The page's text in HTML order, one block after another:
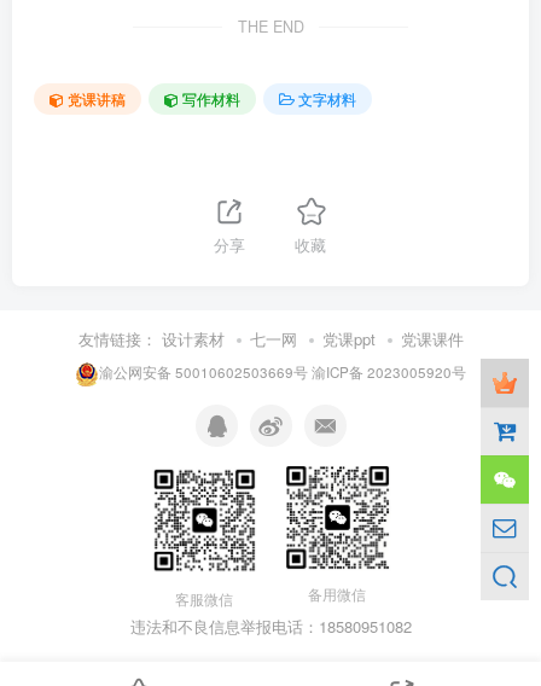
THE END
党课讲稿 写作材料 文字材料
分享 收藏
友情链接： 设计素材 七一网 党课ppt 党课课件
渝公网安备 50010602503669号渝ICP备 2023005920号
客服微信 备用微信
违法和不良信息举报电话：18580951082